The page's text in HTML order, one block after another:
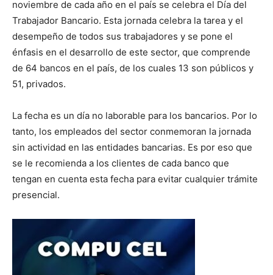
noviembre de cada año en el país se celebra el Día del
Trabajador Bancario. Esta jornada celebra la tarea y el
desempeño de todos sus trabajadores y se pone el
énfasis en el desarrollo de este sector, que comprende
de 64 bancos en el país, de los cuales 13 son públicos y
51, privados.
La fecha es un día no laborable para los bancarios. Por lo
tanto, los empleados del sector conmemoran la jornada
sin actividad en las entidades bancarias. Es por eso que
se le recomienda a los clientes de cada banco que
tengan en cuenta esta fecha para evitar cualquier trámite
presencial.